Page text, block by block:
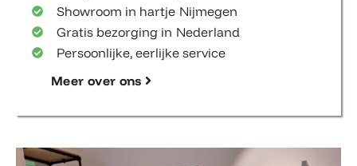
Showroom in hartje Nijmegen
Gratis bezorging in Nederland
Persoonlijke, eerlijke service
Meer over ons